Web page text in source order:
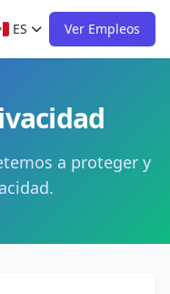
ES Ver Empleos
a proteger y